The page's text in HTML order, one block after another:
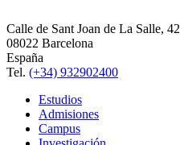
Calle de Sant Joan de La Salle, 42
08022 Barcelona
España
Tel. (+34) 932902400
Estudios
Admisiones
Campus